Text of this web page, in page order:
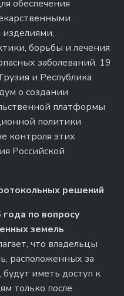
обеспечения
борьбы и лечения
заболеваний. 19
и Республика
о создании
платформы
политики
контроля этих
Российской
решений
по вопросу
земель
что владельцы
расположенных за
иметь доступ к
только после